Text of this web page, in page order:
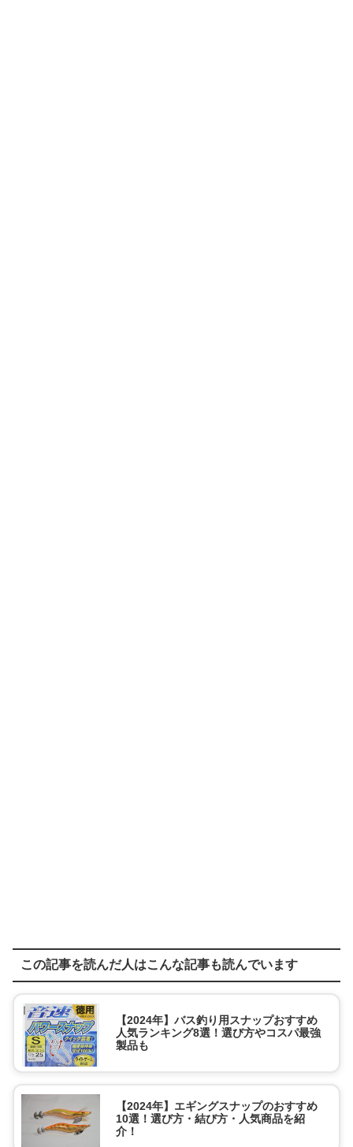
この記事を読んだ人はこんな記事も読んでいます
【2024年】バス釣り用スナップおすすめ
人気ランキング8選！選び方やコスパ最強
製品も
【2024年】エギングスナップのおすすめ
10選！選び方・結び方・人気商品を紹
介！